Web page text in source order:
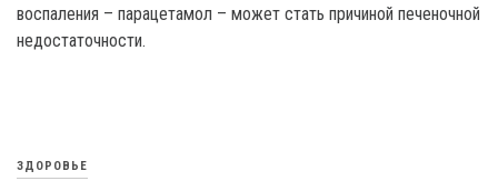
воспаления – парацетамол – может стать причиной печеночной
недостаточности.
ЗДОРОВЬЕ